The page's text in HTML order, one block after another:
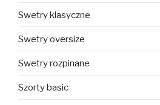
Swetry klasyczne
Swetry oversize
Swetry rozpinane
Szorty basic